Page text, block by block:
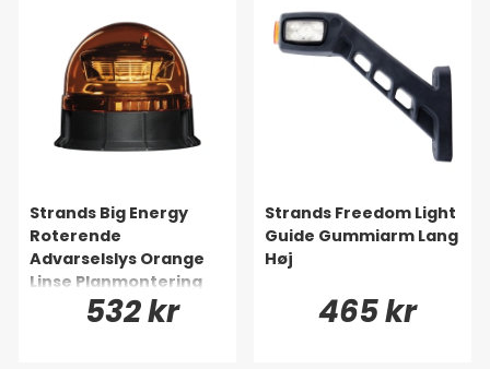
Strands Big Energy
Roterende
Advarselslys Orange
Linse Planmontering
532 kr
Strands Freedom Light
Guide Gummiarm Lang
Høj
465 kr